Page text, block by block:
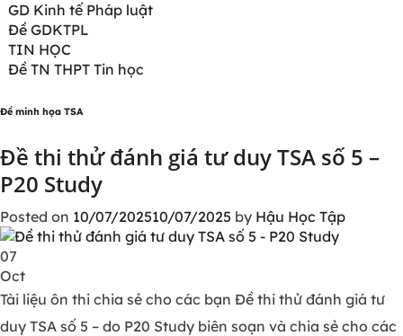
GD Kinh tế Pháp luật
Đề GDKTPL
TIN HỌC
Đề TN THPT Tin học
Đề minh họa TSA
Đề thi thử đánh giá tư duy TSA số 5 –
P20 Study
Posted on 10/07/202510/07/2025 by Hậu Học Tập
07
Oct
Tài liệu ôn thi chia sẻ cho các bạn Đề thi thử đánh giá tư
duy TSA số 5 – do P20 Study biên soạn và chia sẻ cho các